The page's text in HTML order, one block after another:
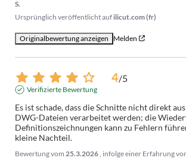
S.
Ursprünglich veröffentlicht auf ilicut.com (fr)
Originalbewertung anzeigen Melden
4/5
Verifizierte Bewertung
Es ist schade, dass die Schnitte nicht direkt
DWG-Dateien verarbeitet werden; die
Definitionszeichnungen kann zu Fehlern
kleine Nachteil.
Bewertung vom 25.3.2026 , infolge einer Erfahrung